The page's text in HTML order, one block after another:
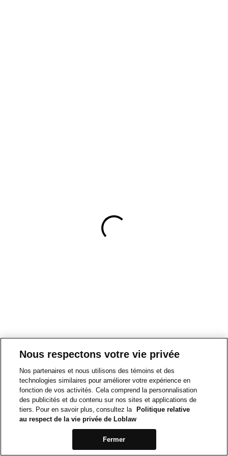
Nous respectons votre vie privée
Nos partenaires et nous utilisons des témoins et des
technologies similaires pour améliorer votre expérience en
fonction de vos activités. Cela comprend la personnalisation
des publicités et du contenu sur nos sites et applications de
tiers. Pour en savoir plus, consultez la
Politique relative
au respect de la vie privée de Loblaw
Fermer